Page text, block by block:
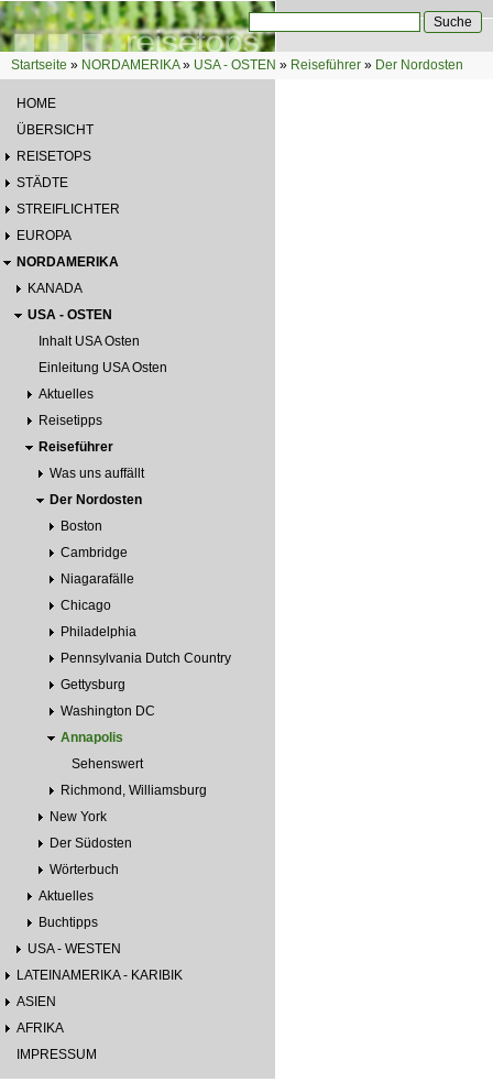
Direkt zum Inhalt
Suchformular
Sie sind hier
Startseite » NORDAMERIKA» USA - OSTEN » Reiseführer » Der Nordosten
HOME
ÜBERSICHT
REISETOPS
STÄDTE
STREIFLICHTER
EUROPA
NORDAMERIKA
KANADA
USA - OSTEN
Inhalt USA Osten
Einleitung USA Osten
Aktuelles
Reisetipps
Reiseführer
Was uns auffällt
Der Nordosten
Boston
Cambridge
Niagarafälle
Chicago
Philadelphia
Pennsylvania Dutch Country
Gettysburg
Washington DC
Annapolis
Sehenswert
Richmond, Williamsburg
New York
Der Südosten
Wörterbuch
Aktuelles
Buchtipps
USA - WESTEN
LATEINAMERIKA - KARIBIK
ASIEN
AFRIKA
IMPRESSUM